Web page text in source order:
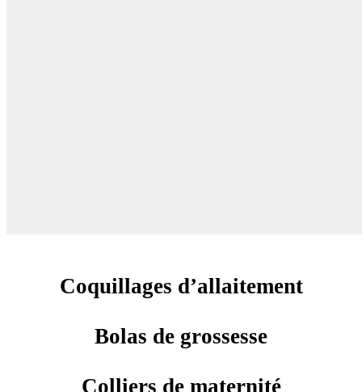
Coquillages d’allaitement
Bolas de grossesse
Colliers de maternité